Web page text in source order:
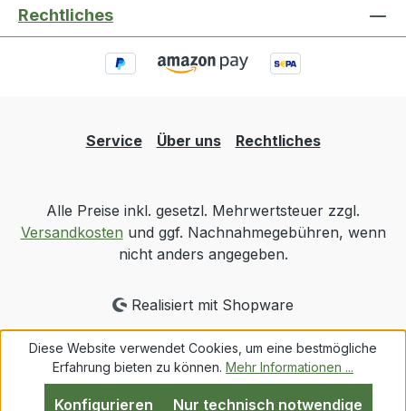
Rechtliches
Service Über uns Rechtliches
Alle Preise inkl. gesetzl. Mehrwertsteuer zzgl.
Versandkosten und ggf. Nachnahmegebühren, wenn
nicht anders angegeben.
Realisiert mit Shopware
Diese Website verwendet Cookies, um eine bestmögliche
Erfahrung bieten zu können. Mehr Informationen ...
Nur technisch notwendige
Konfigurieren